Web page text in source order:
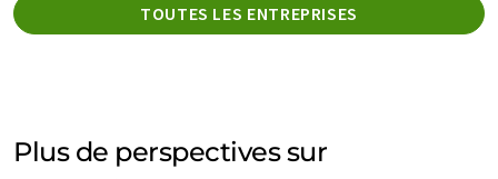
TOUTES LES ENTREPRISES
Plus de perspectives sur